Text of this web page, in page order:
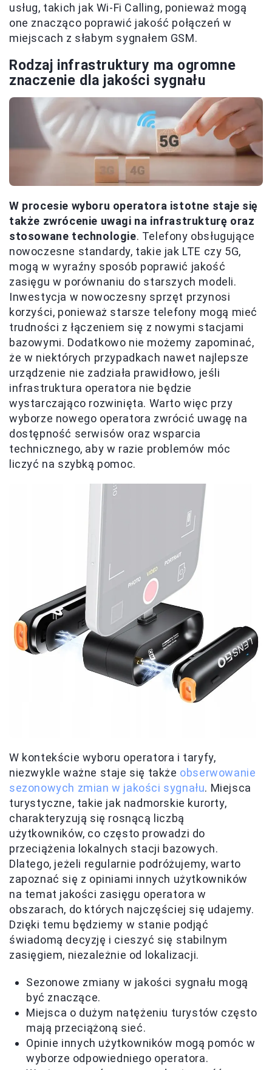
usług, takich jak Wi-Fi Calling, ponieważ mogą
one znacząco poprawić jakość połączeń w
miejscach z słabym sygnałem GSM.
Rodzaj infrastruktury ma ogromne
znaczenie dla jakości sygnału
W procesie wyboru operatora istotne staje się
także zwrócenie uwagi na infrastrukturę oraz
stosowane technologie. Telefony obsługujące
nowoczesne standardy, takie jak LTE czy 5G,
mogą w wyraźny sposób poprawić jakość
zasięgu w porównaniu do starszych modeli.
Inwestycja w nowoczesny sprzęt przynosi
korzyści, ponieważ starsze telefony mogą mieć
trudności z łączeniem się z nowymi stacjami
bazowymi. Dodatkowo nie możemy zapominać,
że w niektórych przypadkach nawet najlepsze
urządzenie nie zadziała prawidłowo, jeśli
infrastruktura operatora nie będzie
wystarczająco rozwinięta. Warto więc przy
wyborze nowego operatora zwrócić uwagę na
dostępność serwisów oraz wsparcia
technicznego, aby w razie problemów móc
liczyć na szybką pomoc.
W kontekście wyboru operatora i taryfy,
niezwykle ważne staje się także obserwowanie
sezonowych zmian w jakości sygnału. Miejsca
turystyczne, takie jak nadmorskie kurorty,
charakteryzują się rosnącą liczbą
użytkowników, co często prowadzi do
przeciążenia lokalnych stacji bazowych.
Dlatego, jeżeli regularnie podróżujemy, warto
zapoznać się z opiniami innych użytkowników
na temat jakości zasięgu operatora w
obszarach, do których najczęściej się udajemy.
Dzięki temu będziemy w stanie podjąć
świadomą decyzję i cieszyć się stabilnym
zasięgiem, niezależnie od lokalizacji.
Sezonowe zmiany w jakości sygnału mogą
być znaczące.
Miejsca o dużym natężeniu turystów często
mają przeciążoną sieć.
Opinie innych użytkowników mogą pomóc w
wyborze odpowiedniego operatora.